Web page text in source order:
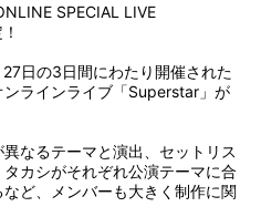
SPECIAL LIVE
日の3日間にわたり開催された
ラインライブ「Superstar」が
なるテーマと演出、セットリス
カシがそれぞれ公演テーマに合
ど、メンバーも大きく制作に関